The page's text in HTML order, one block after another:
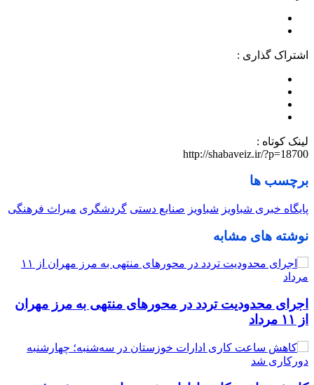
اشتراک گذاری :
لینک کوتاه :
http://shabaveiz.ir/?p=18700
برچسب ها
پایگاه خبری شباویز شباویز صنایع دستی گردشگری میراث فرهنگی
نوشته های مشابه
اجرای محدودیت تردد در محورهای منتهی به مرز مهران
از ۱۱ مرداد